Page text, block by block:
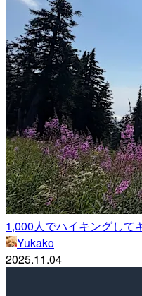
1,000人でハイキングして
Yukako
2025.11.04